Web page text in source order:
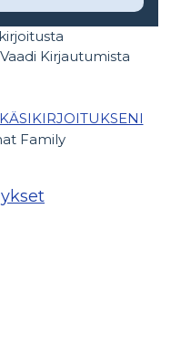
Kirjautumista